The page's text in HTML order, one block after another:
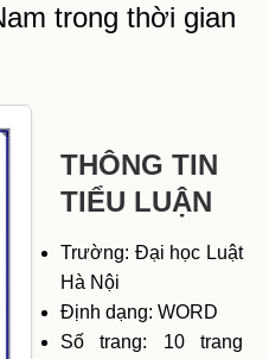
trong thời gian
THÔNG TIN
TIỂU LUẬN
Trường: Đại học Luật
Hà Nội
Định dạng: WORD
Số trang: 10 trang